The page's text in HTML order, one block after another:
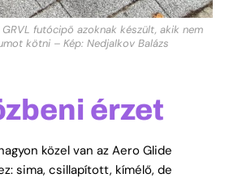
futócipő azoknak készült, akik nem
kötni – Kép: Nedjalkov Balázs
érzet
közel van az Aero Glide
sima, csillapított, kímélő, de